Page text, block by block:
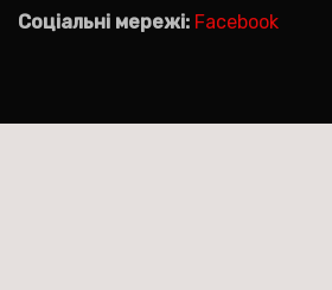
Соціальні мережі: Facebook